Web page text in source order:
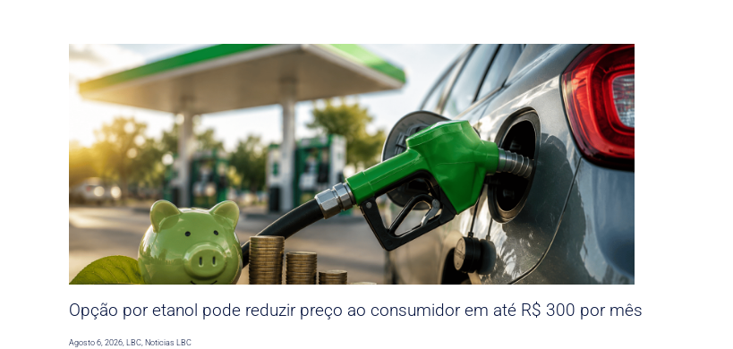
Opção por etanol pode reduzir preço ao consumidor em até R$ 300 por mês
Agosto 6, 2026,LBC,Noticias LBC